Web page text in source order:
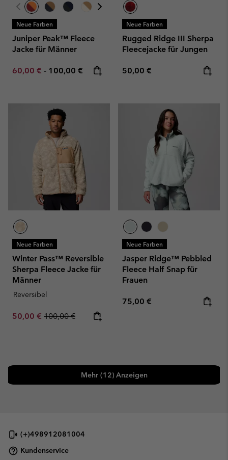
Neue Farben
Juniper Peak™ Fleece
Jacke für Männer
Minimum sale price:
60,00 € - Maximum price:
100,00 €
Neue Farben
Rugged Ridge III Sherpa
Fleecejacke für Jungen
Regular price:
50,00 €
Neue Farben
Winter Pass™ Reversible
Sherpa Fleece Jacke für
Männer
Reversibel
Sale price:
50,00 € Regular price:
100,00 €
Neue Farben
Jasper Ridge™ Pebbled
Fleece Half Snap für
Frauen
Regular price:
75,00 €
Mehr (12) Anzeigen
(+)498912081004
Kundenservice